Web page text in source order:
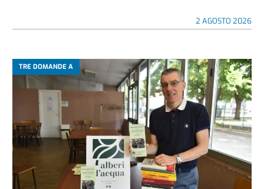
2 AGOSTO 2026
TRE DOMANDE A